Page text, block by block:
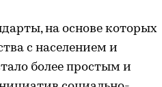
на основе которых
с населением и
более простым и